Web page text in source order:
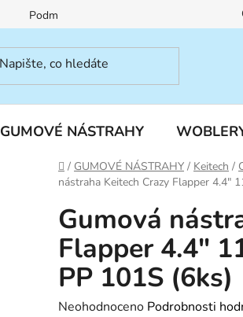
Podmínky ochrany osobních údajů
GUMOVÉ NÁSTRAHY
Domů
/ GUMOVÉ NÁSTRAHY / Keitech /
nástraha Keitech Crazy Flapper 4.4"
Gumová
Flapper 4.4"
PP 101S (6ks)
Průměrné
Neohodnoceno Podrobnosti